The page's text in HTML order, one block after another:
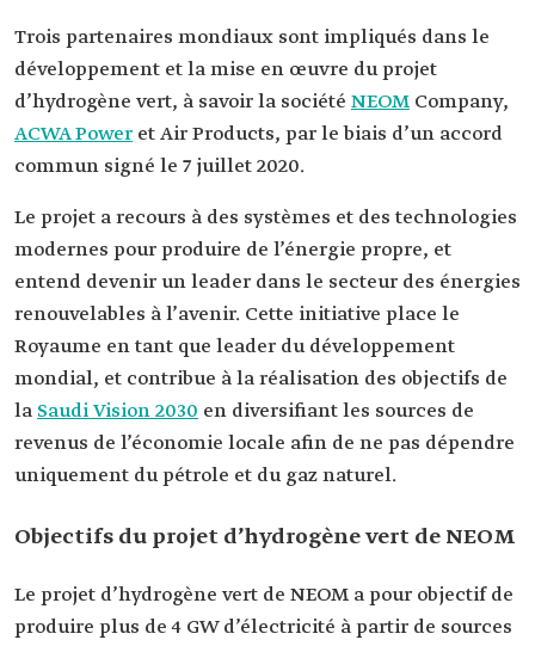
Trois partenaires mondiaux sont impliqués dans le
développement et la mise en œuvre du projet
d’hydrogène vert, à savoir la société NEOM Company,
ACWA Power et Air Products, par le biais d’un accord
commun signé le 7 juillet 2020.
Le projet a recours à des systèmes et des technologies
modernes pour produire de l’énergie propre, et
entend devenir un leader dans le secteur des énergies
renouvelables à l’avenir. Cette initiative place le
Royaume en tant que leader du développement
mondial, et contribue à la réalisation des objectifs de
la Saudi Vision 2030 en diversifiant les sources de
revenus de l’économie locale afin de ne pas dépendre
uniquement du pétrole et du gaz naturel.
Objectifs du projet d’hydrogène vert de NEOM
Le projet d’hydrogène vert de NEOM a pour objectif de
produire plus de 4 GW d’électricité à partir de sources